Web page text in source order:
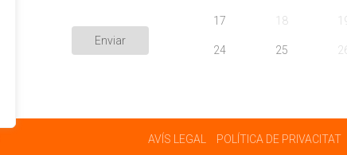
17 18
24 25
AVÍS LEGAL POLÍTICA DE PRIVACITAT